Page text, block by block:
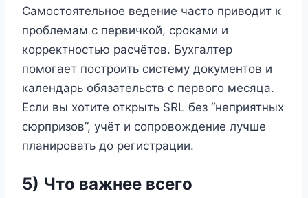
Самостоятельное ведение часто приводит к
проблемам с первичкой, сроками и
корректностью расчётов. Бухгалтер
помогает построить систему документов и
календарь обязательств с первого месяца.
Если вы хотите открыть SRL без “неприятных
сюрпризов”, учёт и сопровождение лучше
планировать до регистрации.
5) Что важнее всего